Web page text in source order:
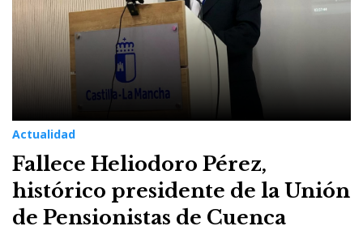
Actualidad
Fallece Heliodoro Pérez,
histórico presidente de la Unión
de Pensionistas de Cuenca